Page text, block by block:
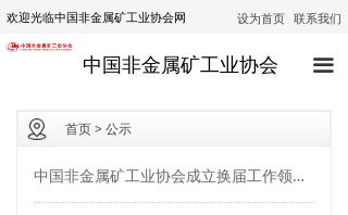
中国非金属矿工业协会
欢迎光临中国非金属矿工业协会网 设为首页 联系我们
끀
首页
行业动态
通知公告
首页 > 公示
中国非金属矿工业协会成立换届工作领导小组